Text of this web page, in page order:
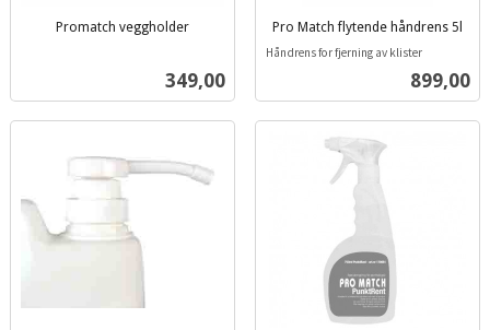
Promatch veggholder
Pris
349,00
Pro Match flytende håndrens 5l
Pris
899,00
inkl.
Håndrens for fjerning av klister